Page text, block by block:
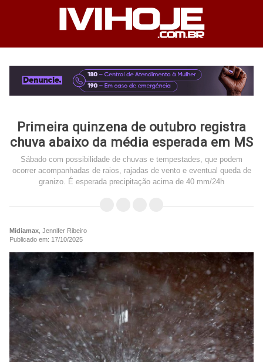
Primeira quinzena de outubro registra
chuva abaixo da média esperada em MS
Sábado com possibilidade de chuvas e tempestades, que podem
ocorrer acompanhadas de raios, rajadas de vento e eventual queda de
granizo. É esperada precipitação acima de 40 mm/24h
Midiamax , Jennifer Ribeiro
Publicado em: 17/10/2025